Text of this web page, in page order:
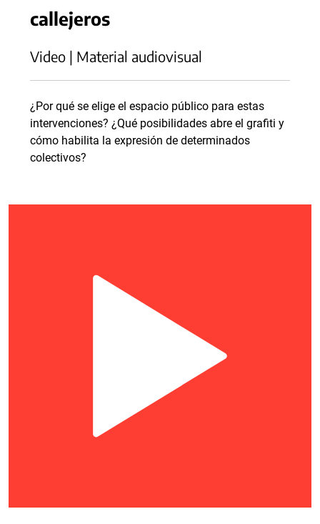
callejeros
Video | Material audiovisual
¿Por qué se elige el espacio público para estas
intervenciones? ¿Qué posibilidades abre el grafiti y
cómo habilita la expresión de determinados
colectivos?